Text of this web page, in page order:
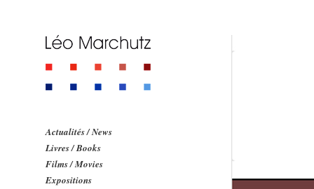
Actualités / News
Livres / Books
Films / Movies
Expositions